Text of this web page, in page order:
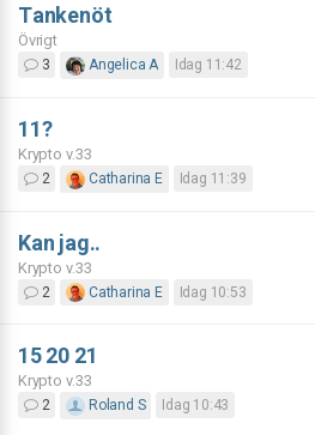
Tankenöt
Övrigt
3 Angelica A Idag 11:42
11?
Krypto v.33
2 Catharina E Idag 11:39
Kan jag..
Krypto v.33
2 Catharina E Idag 10:53
15 20 21
Krypto v.33
2 Roland S Idag 10:43